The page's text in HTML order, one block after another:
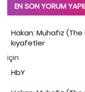
EN SON YORUM
Hakan: Muhafız
kıyafetler
için
HbY